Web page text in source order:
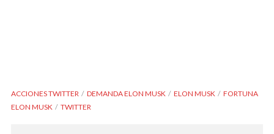
ACCIONES TWITTER DEMANDA ELON MUSK ELON MUSK
FORTUNA
ELON MUSK
TWITTER